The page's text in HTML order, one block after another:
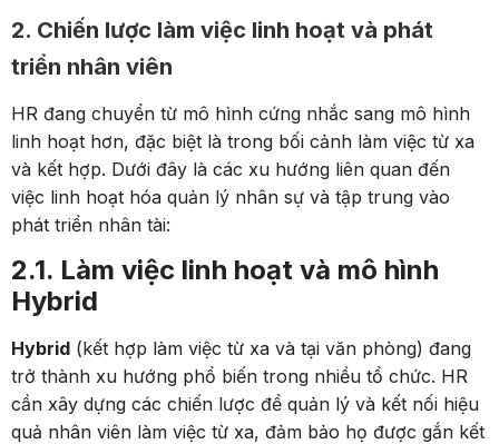
2. Chiến lược làm việc linh hoạt và phát
triển nhân viên
HR đang chuyển từ mô hình cứng nhắc sang mô hình
linh hoạt hơn, đặc biệt là trong bối cảnh làm việc từ xa
và kết hợp. Dưới đây là các xu hướng liên quan đến
việc linh hoạt hóa quản lý nhân sự và tập trung vào
phát triển nhân tài:
2.1. Làm việc linh hoạt và mô hình
Hybrid
Hybrid (kết hợp làm việc từ xa và tại văn phòng) đang
trở thành xu hướng phổ biến trong nhiều tổ chức. HR
cần xây dựng các chiến lược để quản lý và kết nối hiệu
quả nhân viên làm việc từ xa, đảm bảo họ được gắn kết